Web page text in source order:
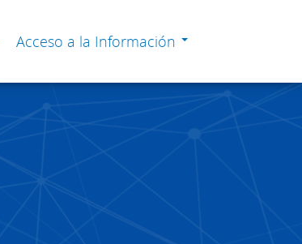
Acceso a la Información